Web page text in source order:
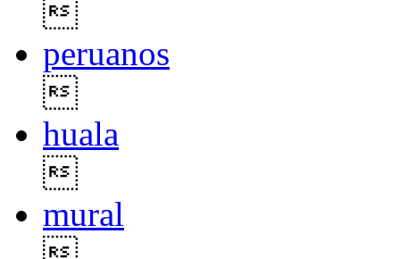
peruanos
huala
mural